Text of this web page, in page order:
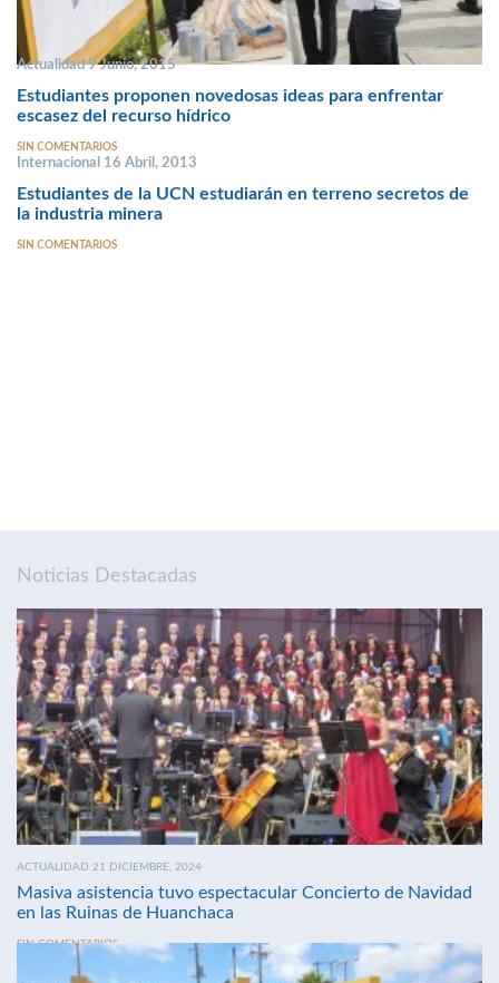
Actualidad 9 Junio, 2015
Estudiantes proponen novedosas ideas para enfrentar
escasez del recurso hídrico
SIN COMENTARIOS
Internacional 16 Abril, 2013
Estudiantes de la UCN estudiarán en terreno secretos de
la industria minera
SIN COMENTARIOS
Noticias Destacadas
ACTUALIDAD 21 DICIEMBRE, 2024
Masiva asistencia tuvo espectacular Concierto de Navidad
en las Ruinas de Huanchaca
SIN COMENTARIOS